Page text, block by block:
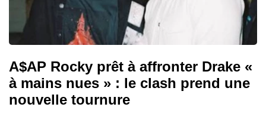
A$AP Rocky prêt à affronter Drake «
à mains nues » : le clash prend une
nouvelle tournure